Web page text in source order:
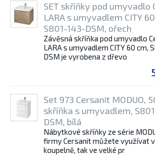
SET skříňky pod umyvadlo
LARA s umyvadlem CITY
S801-143-DSM, ořech
Závěsná skříňka pod umyvadlo
LARA s umyvadlem CITY 60 cm,
DSM je vyrobena z dřevo
Set 973 Cersanit MODUO,
skříňka s umyvadlem,
DSM, bílá
Nábytkové skříňky ze série
firmy Cersanit můžete využívat
koupelně, tak ve velké pr